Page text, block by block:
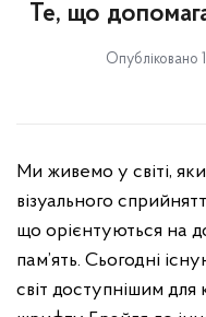
Те, що
Опубліковано
Ми живемо у світі,
візуального
що орієнтуються на
пам’ять. Сьогодні
світ доступнішим для